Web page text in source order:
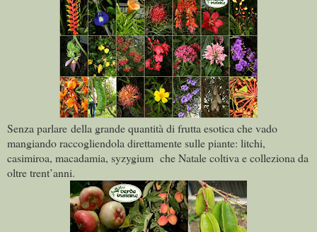
Senza parlare della grande quantità di frutta esotica che vado
mangiando raccogliendola direttamente sulle piante: litchi,
casimiroa, macadamia, syzygium che Natale coltiva e colleziona da
oltre trent’anni.